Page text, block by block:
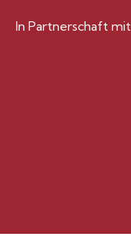
In Partnerschaft mit